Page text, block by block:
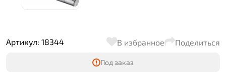
Артикул: 18344 В избранное Поделиться
Под заказ